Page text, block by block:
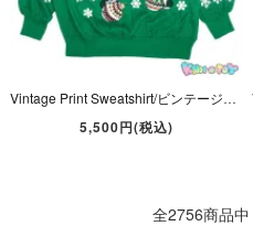
Vintage Print Sweatshirt/ビンテージプリントスウェット/トレーナー・古着・グリーン・Cristmas/クリスマス・Kitty/ネコ・NUTCRACKER
5,500円(税込)
全2756商品中